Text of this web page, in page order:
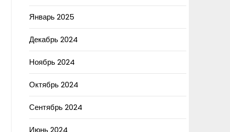
Январь 2025
Декабрь 2024
Ноябрь 2024
Октябрь 2024
Сентябрь 2024
Июнь 2024